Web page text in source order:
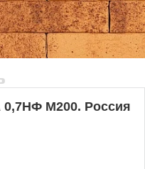
М200. Россия